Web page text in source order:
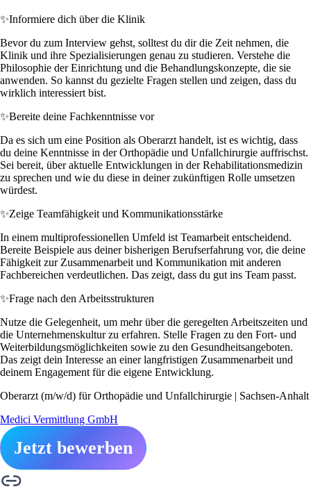
✨Informiere dich über die Klinik
Bevor du zum Interview gehst, solltest du dir die Zeit nehmen, die
Klinik und ihre Spezialisierungen genau zu studieren. Verstehe die
Philosophie der Einrichtung und die Behandlungskonzepte, die sie
anwenden. So kannst du gezielte Fragen stellen und zeigen, dass du
wirklich interessiert bist.
✨Bereite deine Fachkenntnisse vor
Da es sich um eine Position als Oberarzt handelt, ist es wichtig, dass
du deine Kenntnisse in der Orthopädie und Unfallchirurgie auffrischst.
Sei bereit, über aktuelle Entwicklungen in der Rehabilitationsmedizin
zu sprechen und wie du diese in deiner zukünftigen Rolle umsetzen
würdest.
✨Zeige Teamfähigkeit und Kommunikationsstärke
In einem multiprofessionellen Umfeld ist Teamarbeit entscheidend.
Bereite Beispiele aus deiner bisherigen Berufserfahrung vor, die deine
Fähigkeit zur Zusammenarbeit und Kommunikation mit anderen
Fachbereichen verdeutlichen. Das zeigt, dass du gut ins Team passt.
✨Frage nach den Arbeitsstrukturen
Nutze die Gelegenheit, um mehr über die geregelten Arbeitszeiten und
die Unternehmenskultur zu erfahren. Stelle Fragen zu den Fort- und
Weiterbildungsmöglichkeiten sowie zu den Gesundheitsangeboten.
Das zeigt dein Interesse an einer langfristigen Zusammenarbeit und
deinem Engagement für die eigene Entwicklung.
Oberarzt (m/w/d) für Orthopädie und Unfallchirurgie | Sachsen-Anhalt
Medici Vermittlung GmbH
Jetzt bewerben